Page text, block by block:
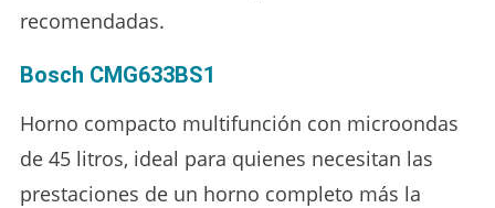
recomendadas.
Bosch CMG633BS1
Horno compacto multifunción con microondas
de 45 litros, ideal para quienes necesitan las
prestaciones de un horno completo más la